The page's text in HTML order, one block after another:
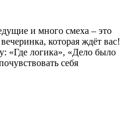
и много смеха – это
которая ждёт вас!
«Где логика», «Дело было
себя